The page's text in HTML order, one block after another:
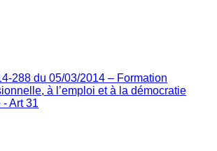
288 du 05/03/2014 – Formation
à l’emploi et à la démocratie
Art 31